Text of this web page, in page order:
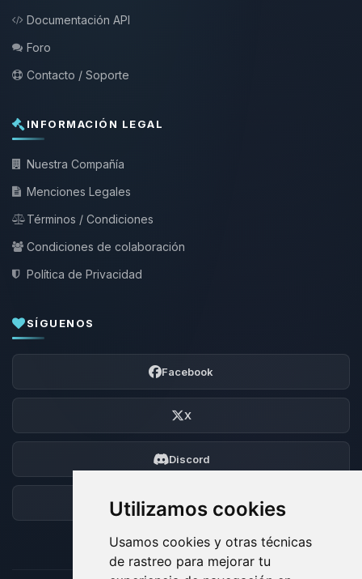
Utilizamos cookies
Usamos cookies y otras técnicas
de rastreo para mejorar tu
Documentación API
Foro
Contacto / Soporte
INFORMACIÓN LEGAL
Nuestra Compañía
Menciones Legales
Términos / Condiciones
Condiciones de colaboración
Política de Privacidad
SÍGUENOS
Facebook
X
Discord
Foro